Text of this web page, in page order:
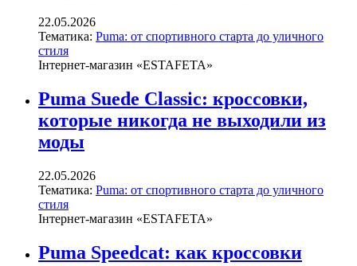
22.05.2026
Тематика: Puma: от спортивного старта до уличного
стиля
Інтернет-магазин «ESTAFETA»
Puma Suede Classic: кроссовки,
которые никогда не выходили из
моды
22.05.2026
Тематика: Puma: от спортивного старта до уличного
стиля
Інтернет-магазин «ESTAFETA»
Puma Speedcat: как кроссовки